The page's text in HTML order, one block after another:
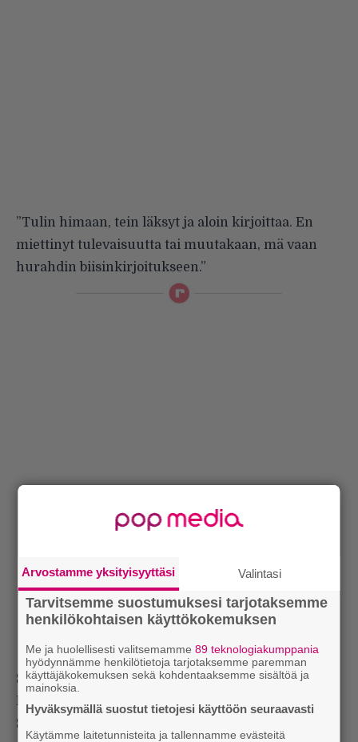
”Tulin himaan, tein läksyt ja aloin kirjoittaa. En
miettinyt tulevaisuutta tai muutakaan, mä vaan
hurahdin biisinkirjoitukseen.”
Siilinjärvi oli toiminut hyvänä paikkana kasvaa.
Musiikintekemisen suhteen paikka oli näköalaton.
Sene ja erinäisin motiivein reissuun lähtenyt 10-
Arvostamme yksityisyyttäsi Valintasi
Tarvitsemme suostumuksesi tarjotaksemme
henkilökohtaisen käyttökokemuksen
Me ja huolellisesti valitsemamme89 teknologiakumppania
hyödynnämme henkilötietoja tarjotaksemme paremman
käyttäjäkokemuksen sekä kohdentaaksemme sisältöä ja
mainoksia.
Hyväksymällä suostut tietojesi käyttöön seuraavasti
Käytämme laitetunnisteita ja tallennamme evästeitä